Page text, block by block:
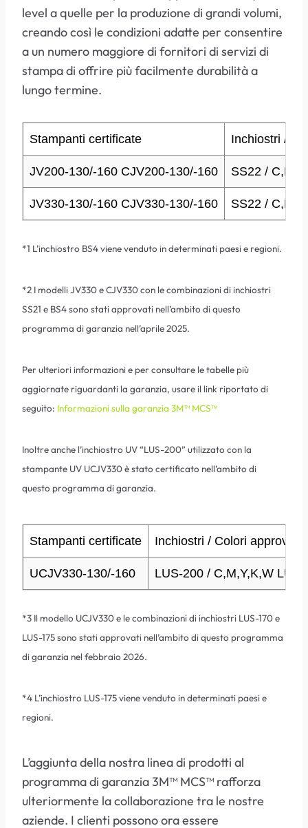
level a quelle per la produzione di grandi volumi,
creando così le condizioni adatte per consentire
a un numero maggiore di fornitori di servizi di
stampa di offrire più facilmente durabilità a
lungo termine.
Stampanti certificate Inchiostri /
JV200-130/-160 CJV200-130/-160 SS22 /
JV330-130/-160 CJV330-130/-160 SS22 /
*1 L’inchiostro BS4 viene venduto in determinati paesi e regioni.
*2 I modelli JV330 e CJV330 con le combinazioni di inchiostri
SS21 e BS4 sono stati approvati nell’ambito di questo
programma di garanzia nell’aprile 2025.
Per ulteriori informazioni e per consultare le tabelle più
aggiornate riguardanti la garanzia, usare il link riportato di
seguito: Informazioni sulla garanzia 3M™ MCS™
Inoltre anche l’inchiostro UV “LUS-200” utilizzato con la
stampante UV UCJV330 è stato certificato nell’ambito di
questo programma di garanzia.
Stampanti certificate Inchiostri / Colori approvati
UCJV330-130/-160 LUS-200 / C,M,Y,K,W
*3 Il modello UCJV330 e le combinazioni di inchiostri LUS-170 e
LUS-175 sono stati approvati nell’ambito di questo programma
di garanzia nel febbraio 2026.
*4 L’inchiostro LUS-175 viene venduto in determinati paesi e
regioni.
L’aggiunta della nostra linea di prodotti al
programma di garanzia 3M™ MCS™ rafforza
ulteriormente la collaborazione tra le nostre
aziende. I clienti possono ora essere